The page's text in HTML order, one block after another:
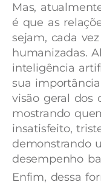
Mas,
é que as
sejam, cada
humanizadas.
inteligência
sua
visão geral dos
mostrando
insatisfeito,
demonstrando
desempenho
Enfim, dessa